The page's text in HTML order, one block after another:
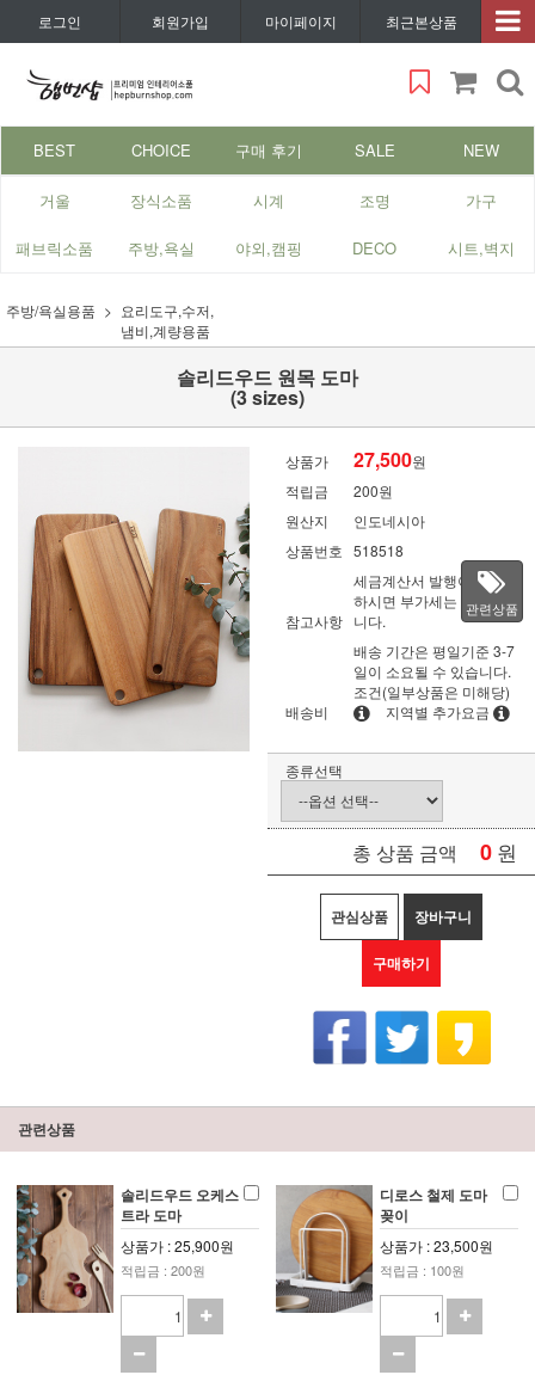
로그인 회원가입 마이페이지 최근본상품
BEST CHOICE 구매 후기 SALE NEW
거울 장식소품 시계 조명 가구
패브릭소품 주방,욕실 야외,캠핑 DECO 시트,벽지
주방/욕실용품
요리도구,수저,
냄비,계량용품
솔리드우드 원목 도마
(3 sizes)
상품가 27,500원
적립금
200원
원산지
인도네시아
상품번호 518518
참고사항
세금계산서 발행이 필요
하시면 부가세는 별도입
니다.
배송비
배송 기간은 평일기준 3-7
일이 소요될 수 있습니다.
조건(일부상품은 미해당)
지역별 추가요금
관련상품
종류선택
총 상품 금액 0 원
관심상품 장바구니
구매하기
관련상품
솔리드우드 오케스
트라 도마
상품가 : 25,900원
적립금 : 200원
디로스 철제 도마
꽂이
상품가 : 23,500원
적립금 : 100원